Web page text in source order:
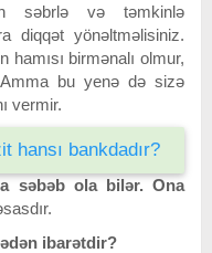
səbrlə və təmkinlə
diqqət yönəltməlisiniz.
birmənalı olmur,
Amma bu yenə də sizə
vermir.
hansı bankdadır?
səbəb ola bilər. Ona
ibarətdir?